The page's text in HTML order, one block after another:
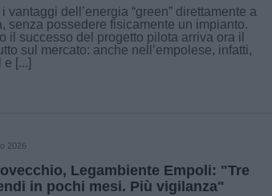
vantaggi dell’energia “green” direttamente a
senza possedere fisicamente un impianto.
il successo del progetto pilota arriva ora il
sul mercato: anche nell’empolese, infatti,
e [...]
2026
Legambiente Empoli: "Tre
in pochi mesi. Più vigilanza"